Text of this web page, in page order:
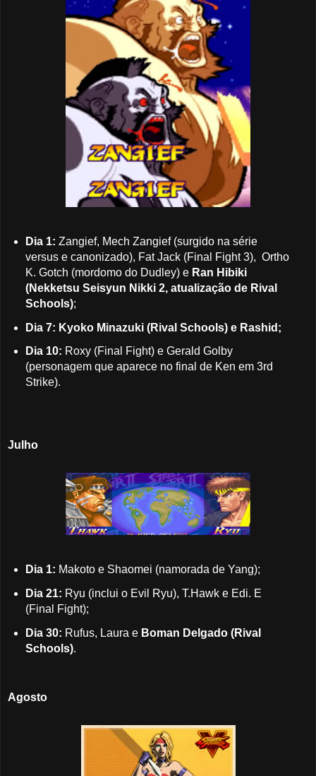
Dia 1: Zangief, Mech Zangief (surgido na série
versus e canonizado), Fat Jack (Final Fight 3), Ortho
K. Gotch (mordomo do Dudley) e Ran Hibiki
(Nekketsu Seisyun Nikki 2, atualização de Rival
Schools);
Dia 7: Kyoko Minazuki (Rival Schools) e Rashid;
Dia 10: Roxy (Final Fight) e Gerald Golby
(personagem que aparece no final de Ken em 3rd
Strike).
Julho
Dia 1: Makoto e Shaomei (namorada de Yang);
Dia 21: Ryu (inclui o Evil Ryu), T.Hawk e Edi. E
(Final Fight);
Dia 30: Rufus, Laura e Boman Delgado (Rival
Schools).
Agosto